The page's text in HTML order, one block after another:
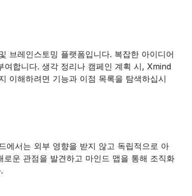
브레인스토밍 플랫폼입니다. 복잡한 아이디어
합니다. 생각 정리나 캠페인 계획 시, Xmind
이해하려면 기능과 이점 목록을 탐색하십시
에서는 외부 영향을 받지 않고 독립적으로 아
운 관점을 발견하고 마인드 맵을 통해 조직화